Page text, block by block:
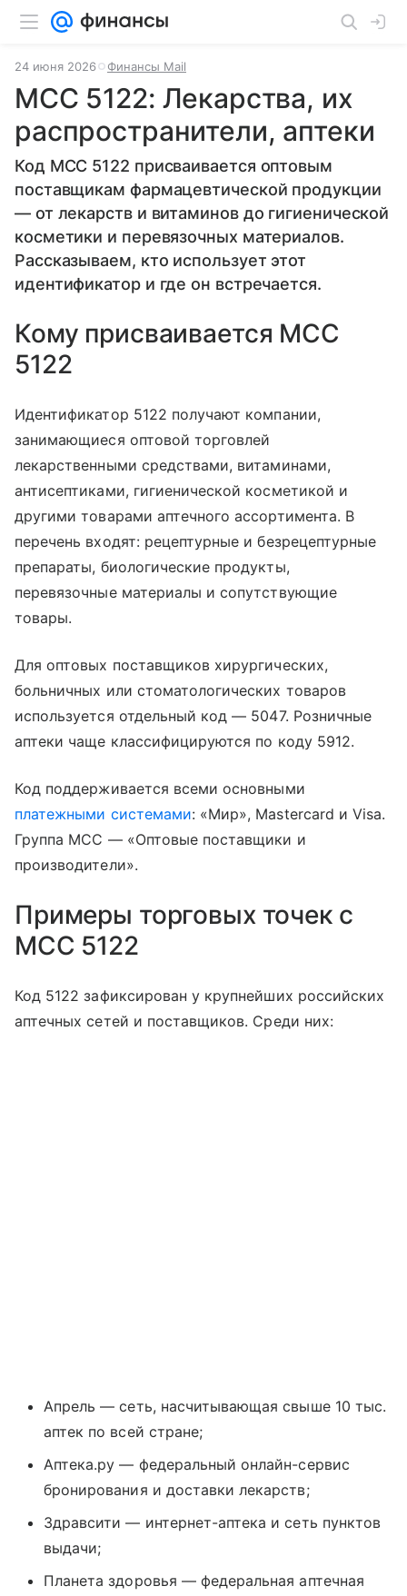
24 июня 2026 Финансы Mail
MCC 5122: Лекарства, их
распространители, аптеки
Код MCC 5122 присваивается оптовым
поставщикам фармацевтической продукции
— от лекарств и витаминов до гигиенической
косметики и перевязочных материалов.
Рассказываем, кто использует этот
идентификатор и где он встречается.
Кому присваивается MCC
5122
Идентификатор 5122 получают компании,
занимающиеся оптовой торговлей
лекарственными средствами, витаминами,
антисептиками, гигиенической косметикой и
другими товарами аптечного ассортимента. В
перечень входят: рецептурные и безрецептурные
препараты, биологические продукты,
перевязочные материалы и сопутствующие
товары.
Для оптовых поставщиков хирургических,
больничных или стоматологических товаров
используется отдельный код — 5047. Розничные
аптеки чаще классифицируются по коду 5912.
Код поддерживается всеми основными
платежными системами: «Мир», Mastercard и Visa.
Группа MCC — «Оптовые поставщики и
производители».
Примеры торговых точек с
MCC 5122
Код 5122 зафиксирован у крупнейших российских
аптечных сетей и поставщиков. Среди них:
Апрель — сеть, насчитывающая свыше 10 тыс.
аптек по всей стране;
Аптека.ру — федеральный онлайн-сервис
бронирования и доставки лекарств;
Здравсити — интернет-аптека и сеть пунктов
выдачи;
Планета здоровья — федеральная аптечная